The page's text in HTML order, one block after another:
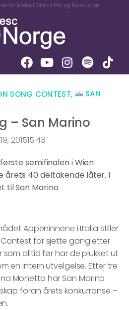
for Melodi Grand Prix og Eurovision
SONG CONTEST, SAN
– San Marino
201515:43
semifinalen i Wien
årets 40 deltakende låter. I
til San Marino.
Appeninnene i Italia stiller
for sjette gang etter
som alltid før har de plukket ut
en intern utvelgelse. Etter tre
Monetta har San Marino
foran årets konkurranse –